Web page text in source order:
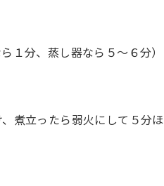
１分、蒸し器なら５～６分
煮立ったら弱火にして５分ほ